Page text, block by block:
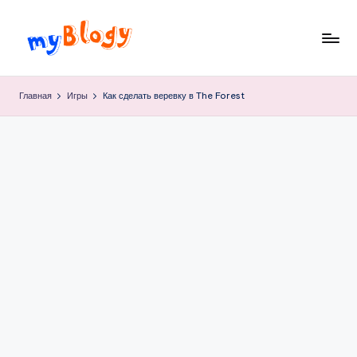
Перейти
y
B
простого
Главная Игры Как сделать веревку в The Forest